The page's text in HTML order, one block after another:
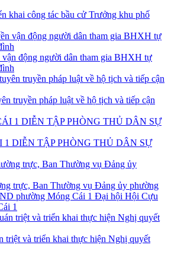
khai công tác bầu cử Trưởng khu phố
vận động người dân tham gia BHXH tự
truyền pháp luật về hộ tịch và tiếp cận
1 DIỄN TẬP PHÒNG THỦ DÂN SỰ
trực, Ban Thường vụ Đảng ủy phường
Đại hội Hội Cựu
1
triệt và triển khai thực hiện Nghị quyết